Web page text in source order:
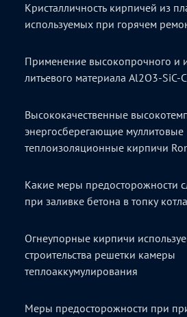
Кристалличность кирпичей из
используемых при горячем
Применение высокопрочного и
литьевого материала Al2O3-SiC-C
Высококачественные
энергосберегающие муллитовые
теплоизоляционные кирпичи
Какие меры предосторожности
при заливке бетона в топку
Огнеупорные кирпичи
строительства решетки камеры
теплоаккумулирования
Меры предосторожности при